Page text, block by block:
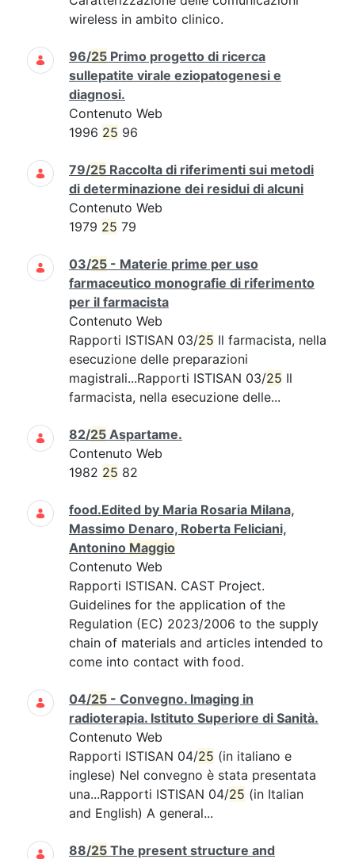
wireless in ambito clinico.
96/25 Primo progetto di ricerca
sullepatite virale eziopatogenesi e
diagnosi.
Contenuto Web
1996 25 96
79/25 Raccolta di riferimenti sui metodi
di determinazione dei residui di alcuni
Contenuto Web
1979 25 79
03/25 - Materie prime per uso
farmaceutico monografie di riferimento
per il farmacista
Contenuto Web
Rapporti ISTISAN 03/25 Il farmacista, nella
esecuzione delle preparazioni
magistrali...Rapporti ISTISAN 03/25 Il
farmacista, nella esecuzione delle...
82/25 Aspartame.
Contenuto Web
1982 25 82
food.Edited by Maria Rosaria Milana,
Massimo Denaro, Roberta Feliciani,
Antonino Maggio
Contenuto Web
Rapporti ISTISAN. CAST Project.
Guidelines for the application of the
Regulation (EC) 2023/2006 to the supply
chain of materials and articles intended to
come into contact with food.
04/25 - Convegno. Imaging in
radioterapia. Istituto Superiore di Sanità.
Contenuto Web
Rapporti ISTISAN 04/25 (in italiano e
inglese) Nel convegno è stata presentata
una...Rapporti ISTISAN 04/25 (in Italian
and English) A general...
88/25 The present structure and